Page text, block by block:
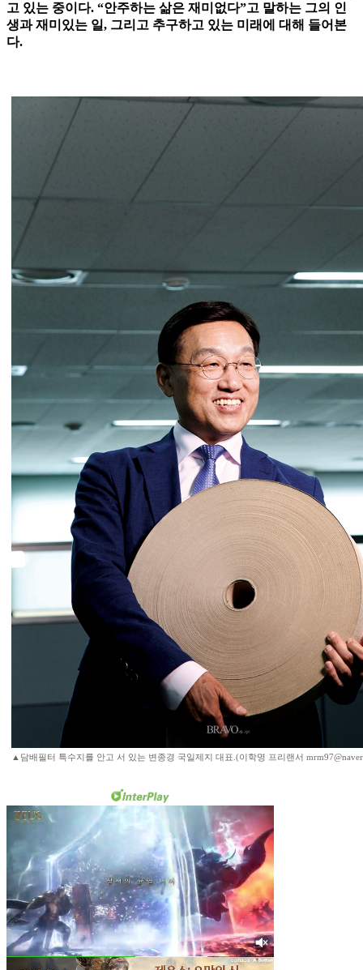
고 있는 중이다. “안주하는 삶은 재미없다”고 말하는 그의 인
생과 재미있는 일, 그리고 추구하고 있는 미래에 대해 들어본
다.
▲담배필터 특수지를 안고 서 있는 변종경 국일제지 대표.(이학명 프리랜서